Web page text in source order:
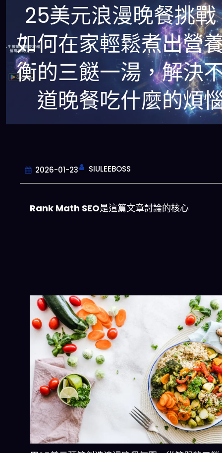
25美元浪漫晚餐挑戰
如何在家輕鬆煮出營
衡的三餸一湯，解決
道晚餐吃什麼的煩
2026-01-23 SIULEEBOSS
Rank Math SEO是這篇文章討論的核心